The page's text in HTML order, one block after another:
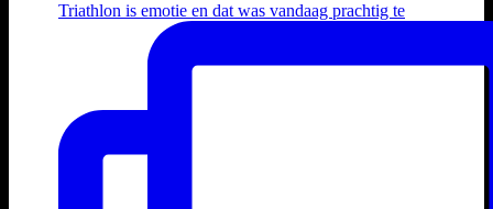
Triathlon is emotie en dat was vandaag prachtig te